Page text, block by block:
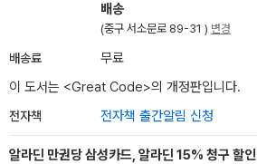
배송
(중구 서소문로 89-31 ) 변경
배송료
무료
이 도서는 <Great Code>의 개정판입니다.
전자책 전자책 출간알림 신청
알라딘 만권당 삼성카드, 알라딘 15% 청구 할인